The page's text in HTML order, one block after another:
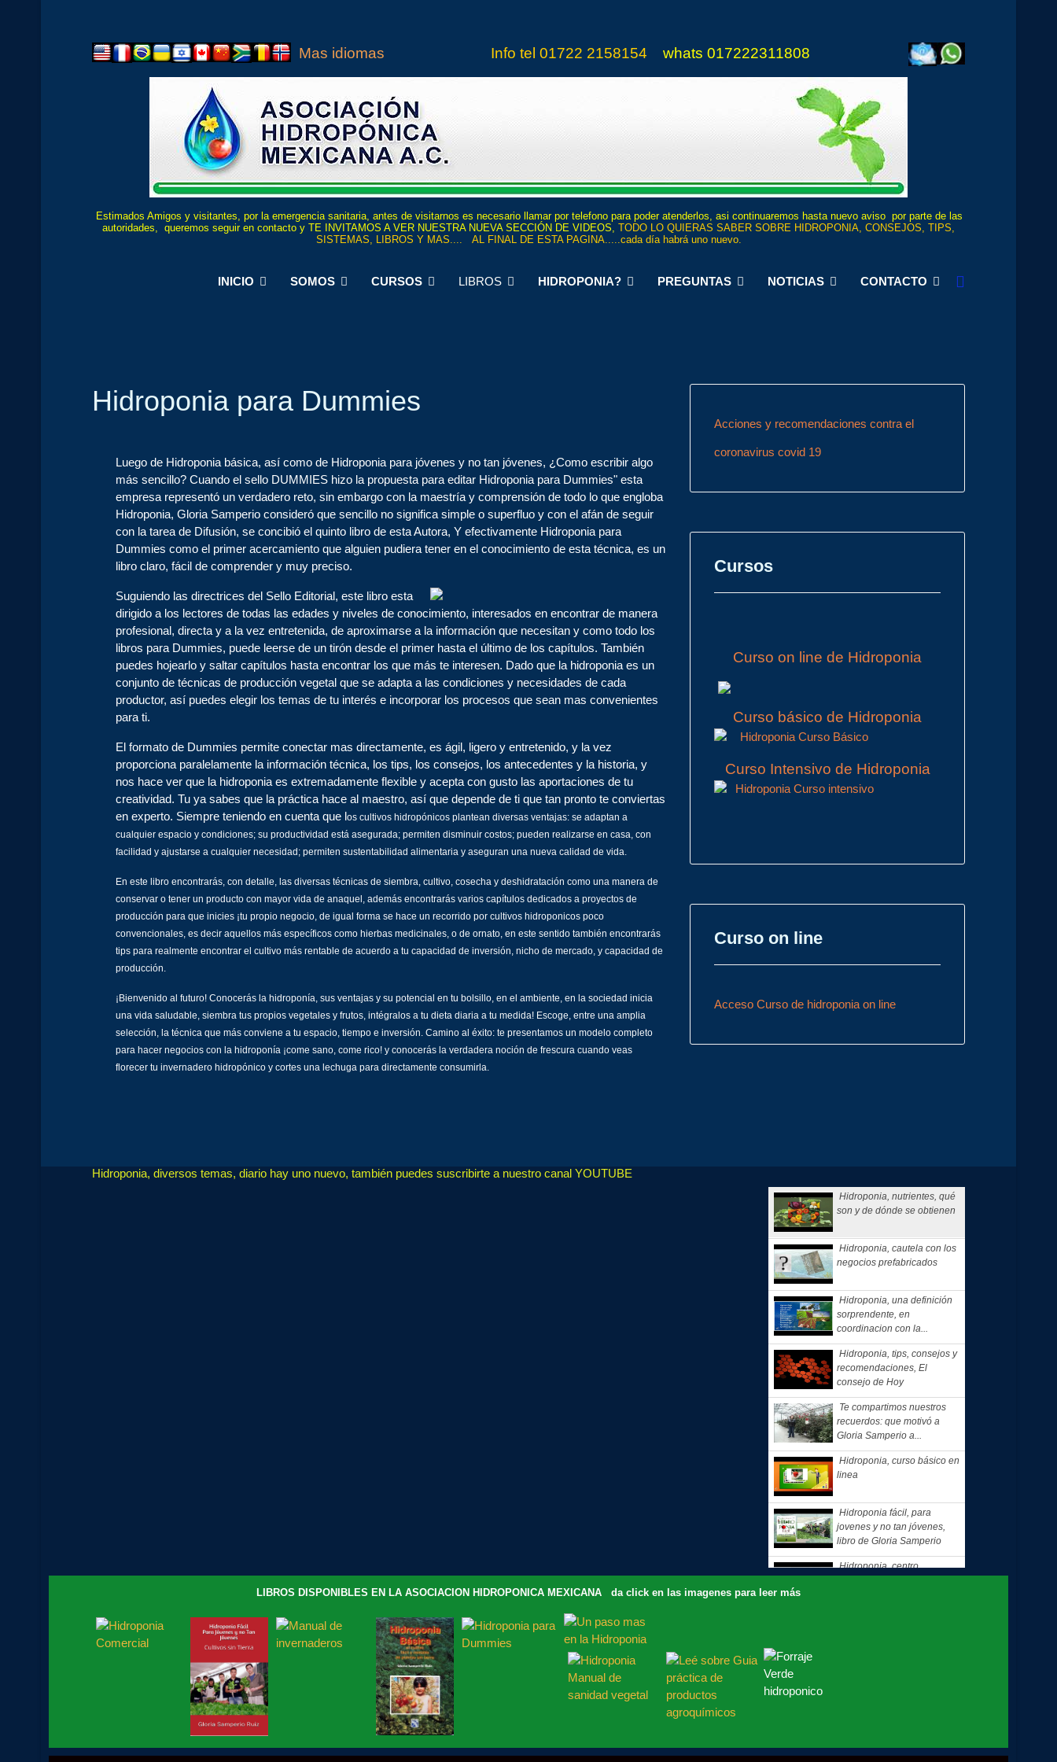
Mas idiomas Info tel 01722 2158154 whats 017222311808
Estimados Amigos y visitantes, por la emergencia sanitaria, antes de visitarnos es necesario llamar por telefono para poder atenderlos, asi continuaremos hasta nuevo aviso por parte de las
autoridades, queremos seguir en contacto y TE INVITAMOS A VER NUESTRA NUEVA SECCIÓN DE VIDEOS, TODO LO QUIERAS SABER SOBRE HIDROPONIA, CONSEJOS, TIPS,
SISTEMAS, LIBROS Y MAS.... AL FINAL DE ESTA PAGINA.....cada día habrá uno nuevo.
INICIO SOMOS CURSOS LIBROS HIDROPONIA? PREGUNTAS NOTICIAS CONTACTO
Hidroponia para Dummies
Luego de Hidroponia básica, así como de Hidroponia para jóvenes y no tan jóvenes, ¿Como escribir algo
más sencillo? Cuando el sello DUMMIES hizo la propuesta para editar Hidroponia para Dummies" esta
empresa representó un verdadero reto, sin embargo con la maestría y comprensión de todo lo que engloba
Hidroponia, Gloria Samperio consideró que sencillo no significa simple o superfluo y con el afán de seguir
con la tarea de Difusión, se concibió el quinto libro de esta Autora, Y efectivamente Hidroponia para
Dummies como el primer acercamiento que alguien pudiera tener en el conocimiento de esta técnica, es un
libro claro, fácil de comprender y muy preciso.
Suguiendo las directrices del Sello Editorial, este libro esta
dirigido a los lectores de todas las edades y niveles de conocimiento, interesados en encontrar de manera
profesional, directa y a la vez entretenida, de aproximarse a la información que necesitan y como todo los
libros para Dummies, puede leerse de un tirón desde el primer hasta el último de los capítulos. También
puedes hojearlo y saltar capítulos hasta encontrar los que más te interesen. Dado que la hidroponia es un
conjunto de técnicas de producción vegetal que se adapta a las condiciones y necesidades de cada
productor, así puedes elegir los temas de tu interés e incorporar los procesos que sean mas convenientes
para ti.
El formato de Dummies permite conectar mas directamente, es ágil, ligero y entretenido, y la vez
proporciona paralelamente la información técnica, los tips, los consejos, los antecedentes y la historia, y
nos hace ver que la hidroponia es extremadamente flexible y acepta con gusto las aportaciones de tu
creatividad. Tu ya sabes que la práctica hace al maestro, así que depende de ti que tan pronto te conviertas
en experto. Siempre teniendo en cuenta que los cultivos hidropónicos plantean diversas ventajas: se adaptan a
cualquier espacio y condiciones; su productividad está asegurada; permiten disminuir costos; pueden realizarse en casa, con
facilidad y ajustarse a cualquier necesidad; permiten sustentabilidad alimentaria y aseguran una nueva calidad de vida.
En este libro encontrarás, con detalle, las diversas técnicas de siembra, cultivo, cosecha y deshidratación como una manera de
conservar o tener un producto con mayor vida de anaquel, además encontrarás varios capítulos dedicados a proyectos de
producción para que inicies ¡tu propio negocio, de igual forma se hace un recorrido por cultivos hidroponicos poco
convencionales, es decir aquellos más específicos como hierbas medicinales, o de ornato, en este sentido también encontrarás
tips para realmente encontrar el cultivo más rentable de acuerdo a tu capacidad de inversión, nicho de mercado, y capacidad de
producción.
¡Bienvenido al futuro! Conocerás la hidroponía, sus ventajas y su potencial en tu bolsillo, en el ambiente, en la sociedad inicia
una vida saludable, siembra tus propios vegetales y frutos, intégralos a tu dieta diaria a tu medida! Escoge, entre una amplia
selección, la técnica que más conviene a tu espacio, tiempo e inversión. Camino al éxito: te presentamos un modelo completo
para hacer negocios con la hidroponía ¡come sano, come rico! y conocerás la verdadera noción de frescura cuando veas
florecer tu invernadero hidropónico y cortes una lechuga para directamente consumirla.
Acciones y recomendaciones contra el
coronavirus covid 19
Cursos
Curso on line de Hidroponia
Curso básico de Hidroponia
Curso Intensivo de Hidroponia
Curso on line
Acceso Curso de hidroponia on line
Hidroponia, diversos temas, diario hay uno nuevo, también puedes suscribirte a nuestro canal YOUTUBE
Hidroponia, nutrientes, qué
son y de dónde se obtienen
Hidroponia, cautela con los
negocios prefabricados
Hidroponia, una definición
sorprendente, en
coordinacion con la...
Hidroponia, tips, consejos y
recomendaciones, El
consejo de Hoy
Te compartimos nuestros
recuerdos: que motivó a
Gloria Samperio a...
Hidroponia, curso básico en
linea
Hidroponia fácil, para
jovenes y no tan jóvenes,
libro de Gloria Samperio
Hidroponia, centro
LIBROS DISPONIBLES EN LA ASOCIACION HIDROPONICA MEXICANA da click en las imagenes para leer más